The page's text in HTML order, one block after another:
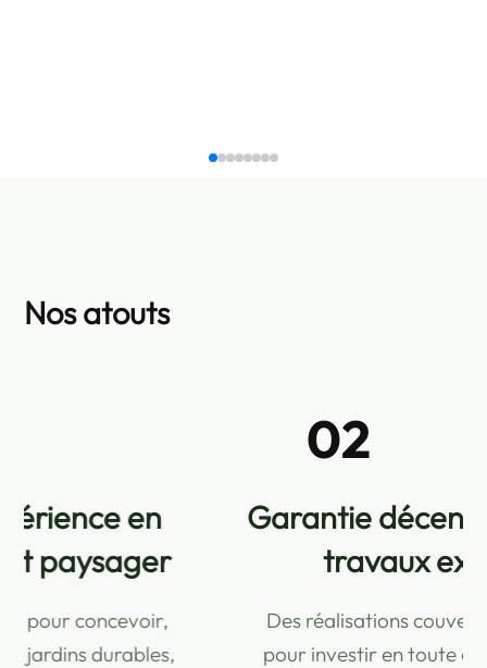
Nos atouts
Garantie décennale pour vos
travaux extérieurs
Des réalisations couvertes et sécurisées,
pour investir en toute confiance dans vos